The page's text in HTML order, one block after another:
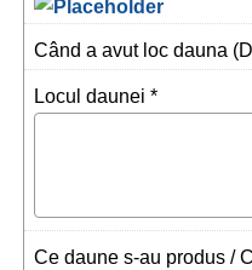
Când a avut loc dauna
Locul daunei *
Ce daune s-au produs /